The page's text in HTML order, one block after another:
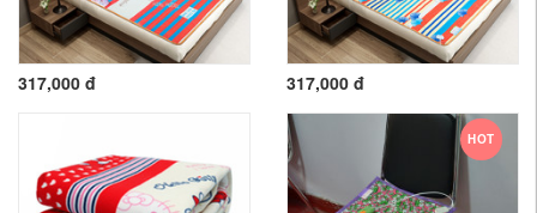
317,000 đ 317,000 đ
HOT